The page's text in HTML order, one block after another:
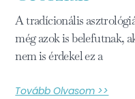
A tradícionális
még azok is belefutnak,
nem is érdekel ez a
Tovább Olvasom >>